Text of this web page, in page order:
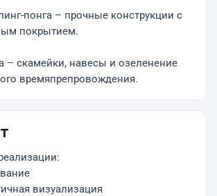
понга – прочные конструкции с
покрытием.
– скамейки, навесы и озеленение
времяпрепровождения.
визуализация